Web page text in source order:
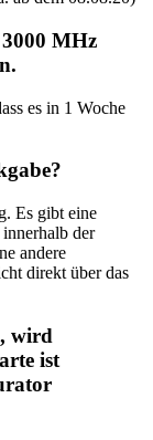
MHz
es in 1 Woche
Es gibt eine
der
andere
direkt über das
wird
ist